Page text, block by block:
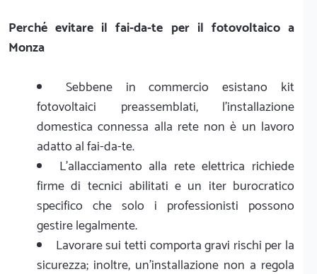
Perché evitare il fai-da-te per il fotovoltaico a
Monza
Sebbene in commercio esistano kit
fotovoltaici preassemblati, l'installazione
domestica connessa alla rete non è un lavoro
adatto al fai-da-te.
L'allacciamento alla rete elettrica richiede
firme di tecnici abilitati e un iter burocratico
specifico che solo i professionisti possono
gestire legalmente.
Lavorare sui tetti comporta gravi rischi per la
sicurezza; inoltre, un'installazione non a regola